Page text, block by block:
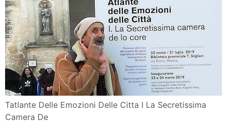
Tatlante Delle Emozioni Delle Citta I La Secretissima
Camera De